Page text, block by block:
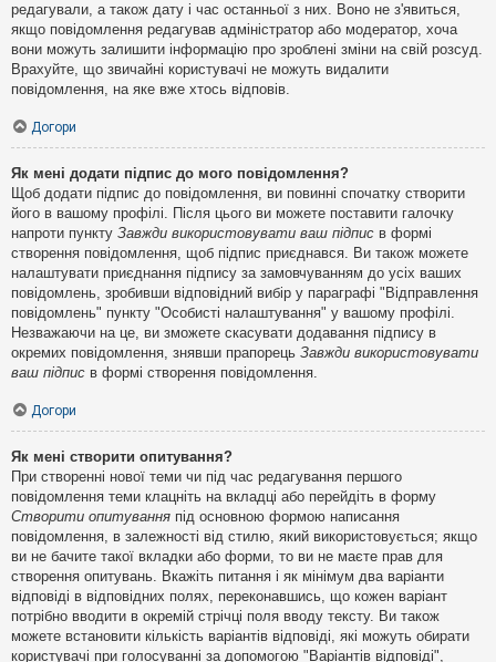
редагували, а також дату і час останньої з них. Воно не з'явиться,
якщо повідомлення редагував адміністратор або модератор, хоча
вони можуть залишити інформацію про зроблені зміни на свій розсуд.
Врахуйте, що звичайні користувачі не можуть видалити
повідомлення, на яке вже хтось відповів.
Догори
Як мені додати підпис до мого повідомлення?
Щоб додати підпис до повідомлення, ви повинні спочатку створити
його в вашому профілі. Після цього ви можете поставити галочку
напроти пункту Завжди використовувати ваш підпис в формі
створення повідомлення, щоб підпис приєднався. Ви також можете
налаштувати приєднання підпису за замовчуванням до усіх ваших
повідомлень, зробивши відповідний вибір у параграфі "Відправлення
повідомлень" пункту "Особисті налаштування" у вашому профілі.
Незважаючи на це, ви зможете скасувати додавання підпису в
окремих повідомлення, знявши прапорець Завжди використовувати
ваш підпис в формі створення повідомлення.
Догори
Як мені створити опитування?
При створенні нової теми чи під час редагування першого
повідомлення теми клацніть на вкладці або перейдіть в форму
Створити опитування під основною формою написання
повідомлення, в залежності від стилю, який використовується; якщо
ви не бачите такої вкладки або форми, то ви не маєте прав для
створення опитувань. Вкажіть питання і як мінімум два варіанти
відповіді в відповідних полях, переконавшись, що кожен варіант
потрібно вводити в окремій стрічці поля вводу тексту. Ви також
можете встановити кількість варіантів відповіді, які можуть обирати
користувачі при голосуванні за допомогою "Варіантів відповіді",